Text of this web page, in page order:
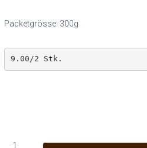
Packetgrösse: 300g
9.00/2 Stk.
Hamburger